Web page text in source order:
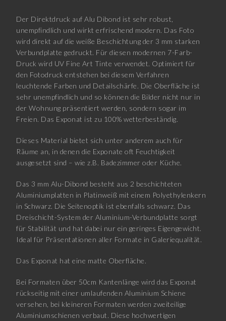
Der Direktdruck auf Alu Dibond ist sehr robust,
unempfindlich und wirkt erfrischend modern. Das Foto
wird direkt auf die weiße Beschichtung der 3 mm starken
Verbundplatte gedruckt. Für diesen modernen 7-Farb-
Druck wird UV Fine Art Tinte verwendet. Optimiert für
den Fotodruck entstehen bei diesem Verfahren
leuchtende Farben und Detailschärfe. Die Oberfläche ist
sehr unempfindlich und so können die Bilder nicht nur in
der Wohnung präsentiert werden, sondern sogar im
Freien. Das Exponat ist zu 100% wetterbeständig.
Dieses Material bietet sich unter anderem auch für
Räume an, in denen die Exponate oft Feuchtigkeit
ausgesetzt sind – wie z.B. Badezimmer oder Küche.
Das 3 mm Alu-Dibond besteht aus 2 beschichteten
Aluminiumplatten in Platinweiß mit einem Polyethylenkern
in Schwarz. Die Seitenoptik ist ebenfalls schwarz. Das
Dreischicht-System der Aluminium-Verbundplatte sorgt
für Stabilität und hat dabei nur ein geringes Eigengewicht.
Ideal für Präsentationen aller Formate in Galeriequalität.
Das Exponat hat eine matte Oberfläche.
Bei Formaten über 50cm Kantenlänge wird das Exponat
rückseitig mit einer umlaufenden Aluminium Schiene
versehen, bei kleineren Formaten werden zweiteilige
Aluminiumschienen verbaut. Diese hochwertigen